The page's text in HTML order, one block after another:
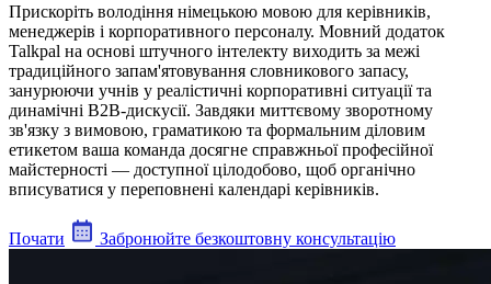
Прискоріть володіння німецькою мовою для керівників,
менеджерів і корпоративного персоналу. Мовний додаток
Talkpal на основі штучного інтелекту виходить за межі
традиційного запам'ятовування словникового запасу,
занурюючи учнів у реалістичні корпоративні ситуації та
динамічні B2B-дискусії. Завдяки миттєвому зворотному
зв'язку з вимовою, граматикою та формальним діловим
етикетом ваша команда досягне справжньої професійної
майстерності — доступної цілодобово, щоб органічно
вписуватися у переповнені календарі керівників.
Почати Забронюйте безкоштовну консультацію